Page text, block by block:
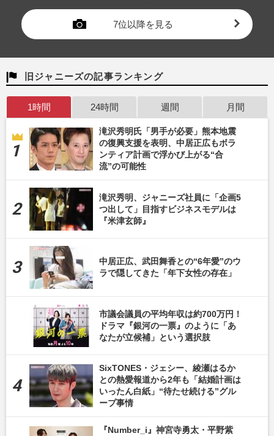
7位以降を見る
旧ジャニーズの記事ランキング
1時間 24時間 週間 月間
滝沢秀明氏「男手が必要」熊本地震
の復興支援を表明、中居正広もボラ
ンティア計画で浮かび上がる“合
流”の可能性
滝沢秀明、ジャニーズ社員に「企画5
つ出して」目指すビジネスモデルは
『米津玄師』
中居正広、武田舞香との“6年愛”のウ
ラで隠してきた「年下女性の存在」
市議会議員の平均年収は約700万円！
ドラマ『銀河の一票』のように「あ
なたが立候補」という選択肢
SixTONES・ジェシー、綾瀬はるか
との熱愛報道から2年も「結婚計画は
いったん白紙」“待たせ続ける”グル
ープ事情
『Number_i』神宮寺勇太・平野紫